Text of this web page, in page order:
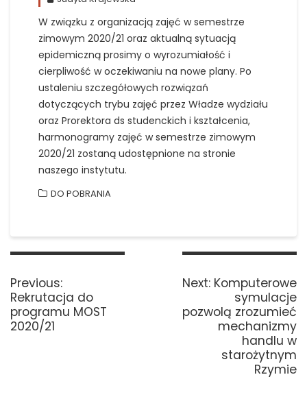
W związku z organizacją zajęć w semestrze
zimowym 2020/21 oraz aktualną sytuacją
epidemiczną prosimy o wyrozumiałość i
cierpliwość w oczekiwaniu na nowe plany. Po
ustaleniu szczegółowych rozwiązań
dotyczących trybu zajęć przez Władze wydziału
oraz Prorektora ds studenckich i kształcenia,
harmonogramy zajęć w semestrze zimowym
2020/21 zostaną udostępnione na stronie
naszego instytutu.
DO POBRANIA
Nawigacja
Previous:Previous
post:
Rekrutacja do
programu MOST
2020/21
Next: Next
post:
Komputerowe
symulacje
pozwolą zrozumieć
mechanizmy
handlu w
starożytnym
Rzymie